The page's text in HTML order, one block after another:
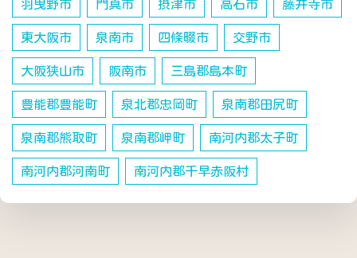
羽曳野市 門真市 摂津市 高石市 藤井寺市
東大阪市 泉南市 四條畷市 交野市
大阪狭山市 阪南市 三島郡島本町
豊能郡豊能町 泉北郡忠岡町 泉南郡田尻町
泉南郡熊取町 泉南郡岬町 南河内郡太子町
南河内郡河南町 南河内郡千早赤阪村